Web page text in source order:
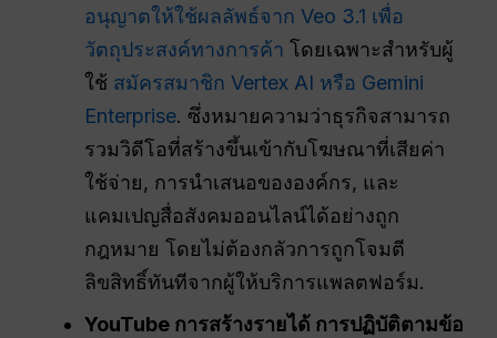
อนุญาตให้ใช้ผลลัพธ์จาก Veo 3.1 เพื่อ
วัตถุประสงค์ทางการค้า โดยเฉพาะสำหรับผู้
ใช้ สมัครสมาชิก Vertex AI หรือ Gemini
Enterprise. ซึ่งหมายความว่าธุรกิจสามารถ
รวมวิดีโอที่สร้างขึ้นเข้ากับโฆษณาที่เสียค่า
ใช้จ่าย, การนำเสนอขององค์กร, และ
แคมเปญสื่อสังคมออนไลน์ได้อย่างถูก
กฎหมาย โดยไม่ต้องกลัวการถูกโจมตี
ลิขสิทธิ์ทันทีจากผู้ให้บริการแพลตฟอร์ม.
YouTube การสร้างรายได้ การปฏิบัติตามข้อ